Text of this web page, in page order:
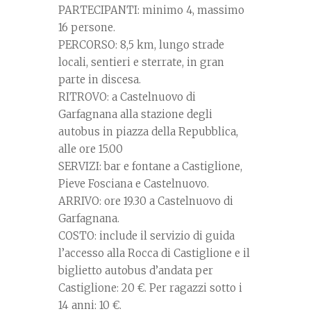
PARTECIPANTI: minimo 4, massimo
16 persone.
PERCORSO: 8,5 km, lungo strade
locali, sentieri e sterrate, in gran
parte in discesa.
RITROVO: a Castelnuovo di
Garfagnana alla stazione degli
autobus in piazza della Repubblica,
alle ore 15.00
SERVIZI: bar e fontane a Castiglione,
Pieve Fosciana e Castelnuovo.
ARRIVO: ore 19.30 a Castelnuovo di
Garfagnana.
COSTO: include il servizio di guida
l’accesso alla Rocca di Castiglione e il
biglietto autobus d’andata per
Castiglione: 20 €. Per ragazzi sotto i
14 anni: 10 €.